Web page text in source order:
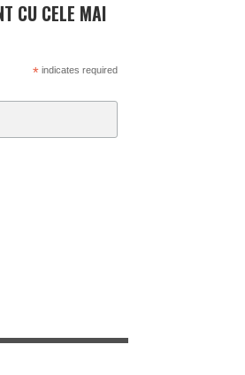
CU CELE MAI
*indicates required